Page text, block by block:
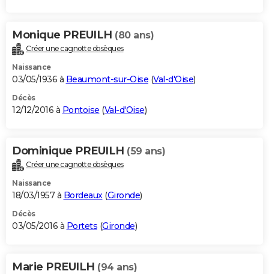
Monique PREUILH (80 ans)
Créer une cagnotte obsèques
Naissance
03/05/1936 à Beaumont-sur-Oise (Val-d'Oise)
Décès
12/12/2016 à Pontoise (Val-d'Oise)
Dominique PREUILH (59 ans)
Créer une cagnotte obsèques
Naissance
18/03/1957 à Bordeaux(Gironde)
Décès
03/05/2016 à Portets (Gironde)
Marie PREUILH (94 ans)